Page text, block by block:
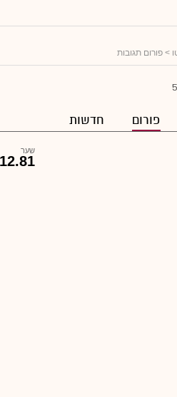
> פורום תגובות
פורום חדשות
שער
12.81